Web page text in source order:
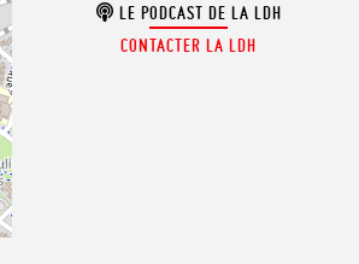
LE PODCAST DE LA LDH
CONTACTER LA LDH